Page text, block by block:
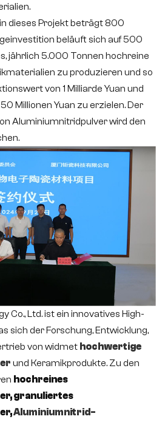
dieses Projekt beträgt 800
beläuft sich auf 500
jährlich 5.000 Tonnen hochreine
zu produzieren und so
von 1 Milliarde Yuan und
Millionen Yuan zu erzielen. Der
Aluminiumnitridpulver wird den
Co., Ltd. ist ein innovatives High-
sich der Forschung, Entwicklung,
von widmet hochwertige
und Keramikprodukte. Zu den
hochreines
granuliertes
Aluminiumnitrid-